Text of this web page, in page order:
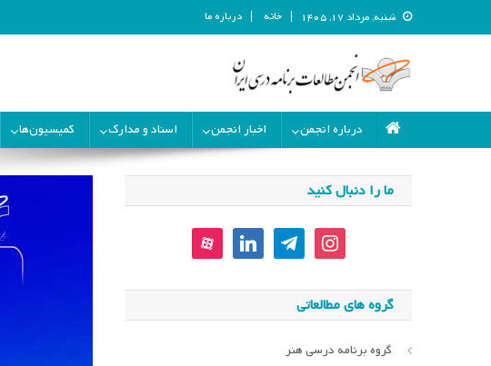
شنبه, مرداد ۱۷, ۱۴۰۵ خانه درباره ما
انجمن مطالعات برنامه درسی ایران
درباره انجمن
اخبار انجمن اسناد و مدارک کمیسیون‌ها
ما را دنبال کنید
instagram
telegram
linkedin
aparat
گروه های مطالعاتی
گروه برنامه درسی هنر